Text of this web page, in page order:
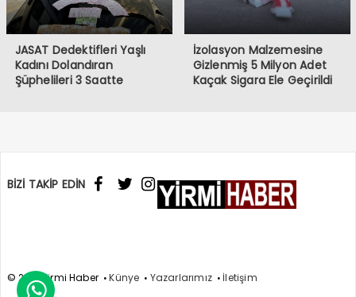
JASAT Dedektifleri Yaşlı
Kadını Dolandıran
Şüphelileri 3 Saatte
İzolasyon Malzemesine
Gizlenmiş 5 Milyon Adet
Kaçak Sigara Ele Geçirildi
BİZİ TAKİP EDİN
© 2017 Yirmi Haber Künye Yazarlarımız İletişim
